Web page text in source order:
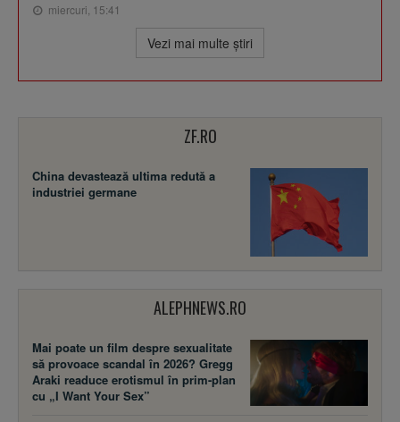
miercuri, 15:41
Vezi mai multe ştiri
ZF.RO
China devastează ultima redută a
industriei germane
ALEPHNEWS.RO
Mai poate un film despre sexualitate
să provoace scandal în 2026? Gregg
Araki readuce erotismul în prim-plan
cu „I Want Your Sex”